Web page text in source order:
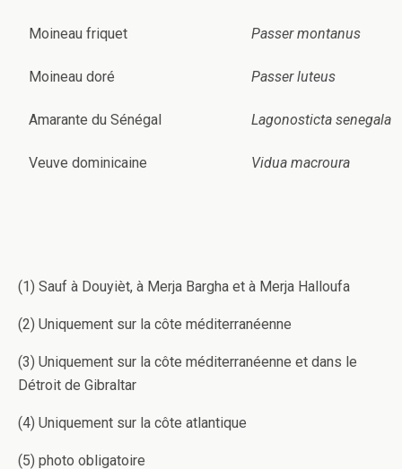
Moineau friquet Passer montanus
Moineau doré Passer luteus
Amarante du Sénégal Lagonosticta senegala
Veuve dominicaine Vidua macroura
(1) Sauf à Douyièt, à Merja Bargha et à Merja Halloufa
(2) Uniquement sur la côte méditerranéenne
(3) Uniquement sur la côte méditerranéenne et dans le
Détroit de Gibraltar
(4) Uniquement sur la côte atlantique
(5) photo obligatoire